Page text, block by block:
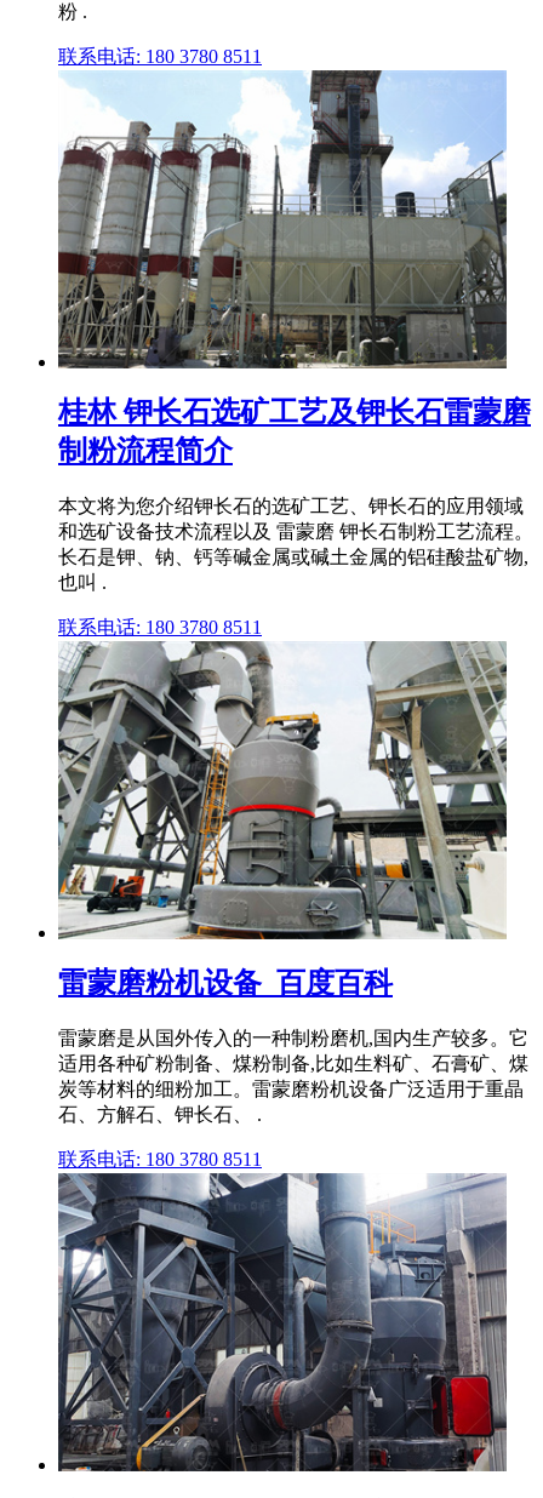
粉 .
联系电话: 180 3780 8511
桂林 钾长石选矿工艺及钾长石雷蒙磨
制粉流程简介
本文将为您介绍钾长石的选矿工艺、钾长石的应用领域
和选矿设备技术流程以及 雷蒙磨 钾长石制粉工艺流程。
长石是钾、钠、钙等碱金属或碱土金属的铝硅酸盐矿物,
也叫 .
联系电话: 180 3780 8511
雷蒙磨粉机设备_百度百科
雷蒙磨是从国外传入的一种制粉磨机,国内生产较多。它
适用各种矿粉制备、煤粉制备,比如生料矿、石膏矿、煤
炭等材料的细粉加工。雷蒙磨粉机设备广泛适用于重晶
石、方解石、钾长石、 .
联系电话: 180 3780 8511